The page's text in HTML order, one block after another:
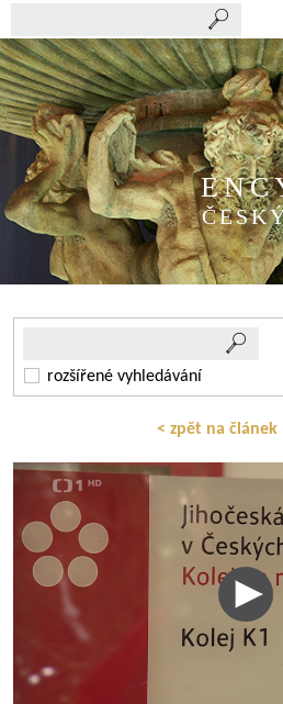
rozšířené vyhledávání
< zpět na článek